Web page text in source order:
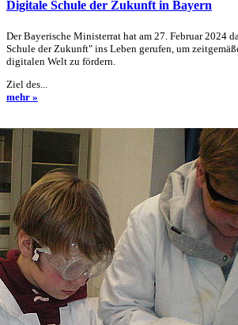
Digitale Schule der Zukunft in Bayern
Der Bayerische Ministerrat hat am 27. Februar 2024
Schule der Zukunft" ins Leben gerufen, um
digitalen Welt zu fördern.
Ziel des...
mehr »